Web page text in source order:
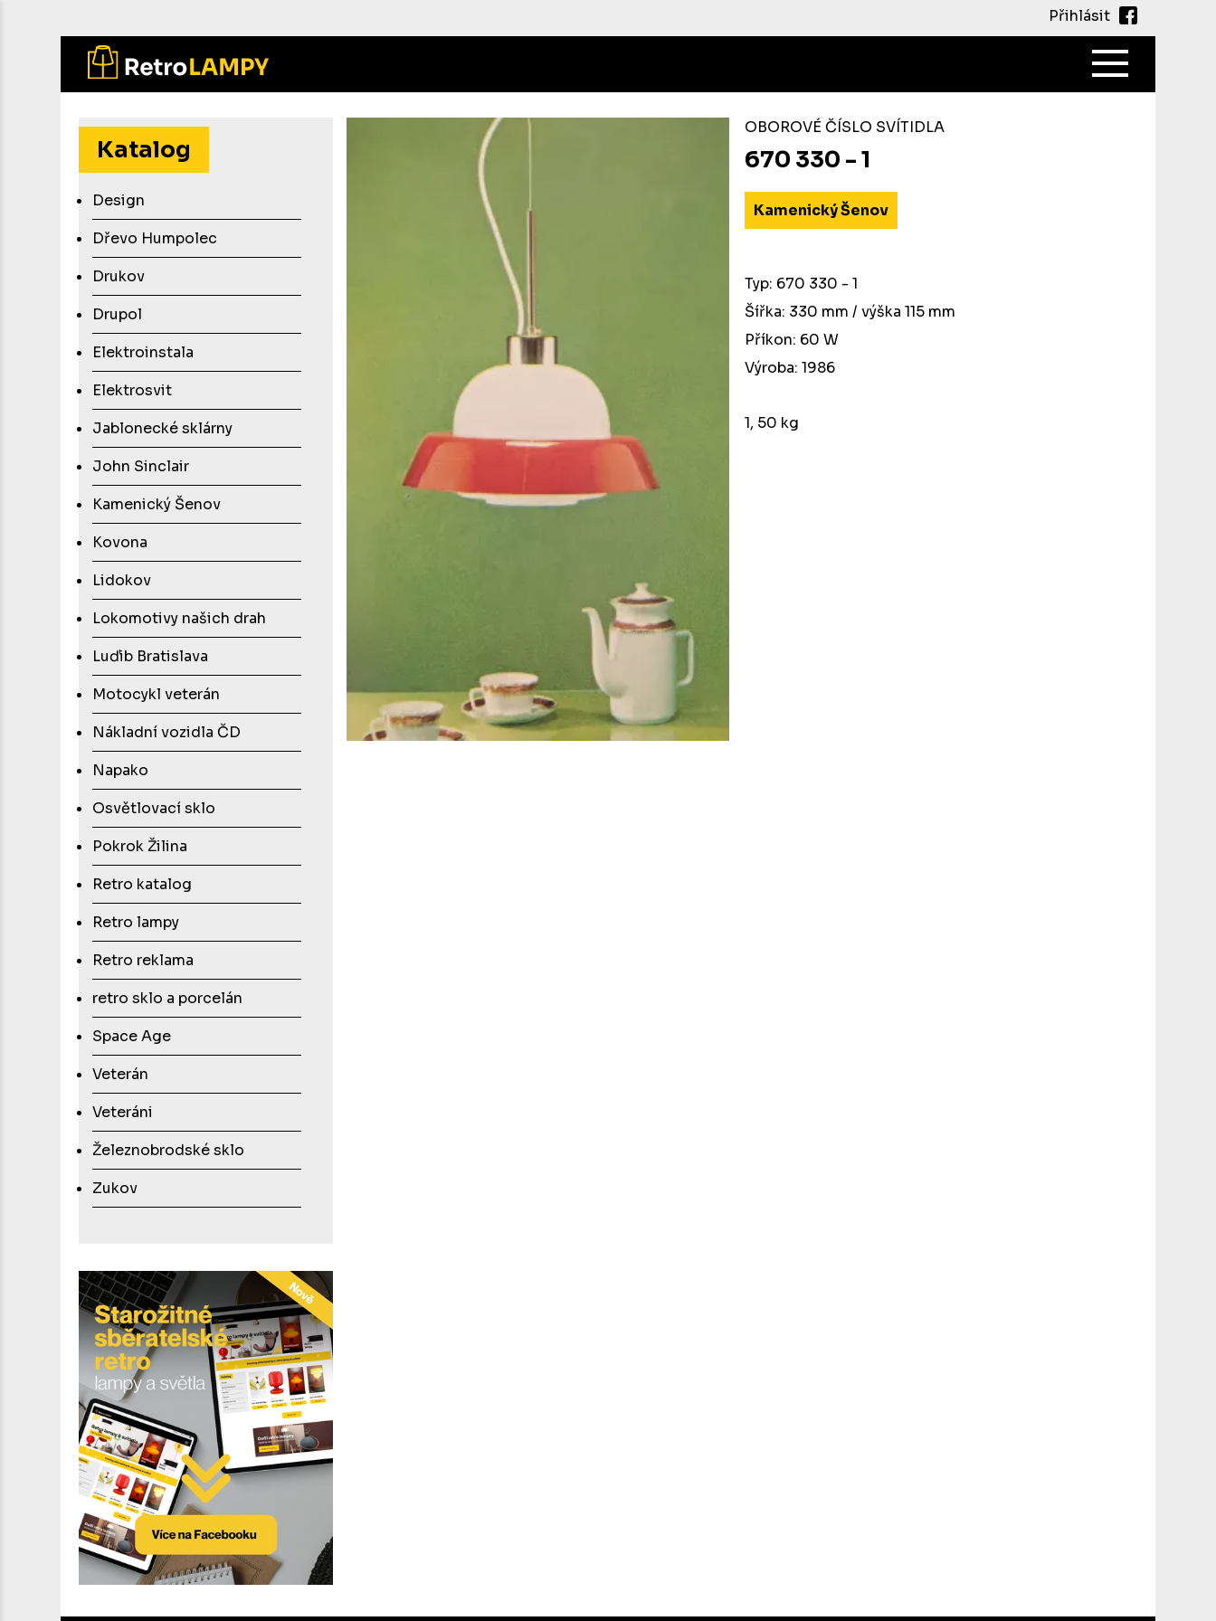
hlavnímu
obsahu
Přihlásit
Main
Katalog
Design
Dřevo Humpolec
Drukov
Drupol
Elektroinstala
Elektrosvit
Jablonecké sklárny
John Sinclair
Kamenický Šenov
Kovona
Lidokov
Lokomotivy našich drah
Luďib Bratislava
Motocykl veterán
Nákladní vozidla ČD
Napako
Osvětlovací sklo
Pokrok Žilina
Retro katalog
Retro lampy
Retro reklama
retro sklo a porcelán
Space Age
Veterán
Veteráni
Železnobrodské sklo
Zukov
OBOROVÉ ČÍSLO SVÍTIDLA
670 330 - 1
Kamenický Šenov
Typ: 670 330 - 1
Šířka: 330 mm / výška 115 mm
Příkon: 60 W
Výroba: 1986
1, 50 kg